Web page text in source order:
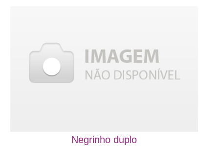
Negrinho duplo